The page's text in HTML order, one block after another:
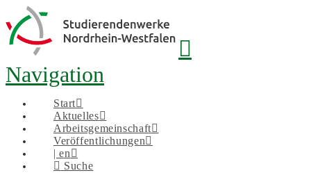
Navigation
Start
Aktuelles
Arbeitsgemeinschaft
Veröffentlichungen
| en
Suche